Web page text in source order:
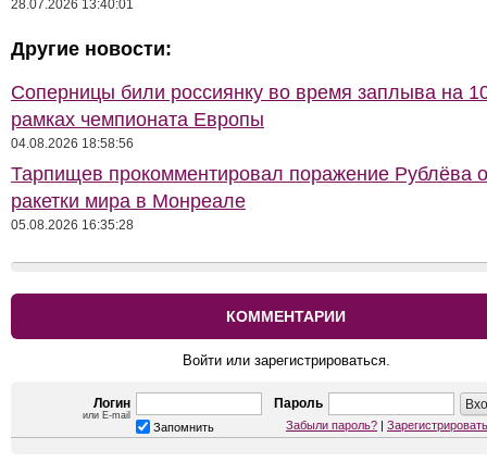
28.07.2026 13:40:01
Другие новости:
Соперницы били россиянку во время заплыва на
рамках чемпионата Европы
04.08.2026 18:58:56
Тарпищев прокомментировал поражение Рублёва
ракетки мира в Монреале
05.08.2026 16:35:28
КОММЕНТАРИИ
Войти или зарегистрироваться.
Логин
или E-mail
Пароль
Запомнить Забыли пароль? |